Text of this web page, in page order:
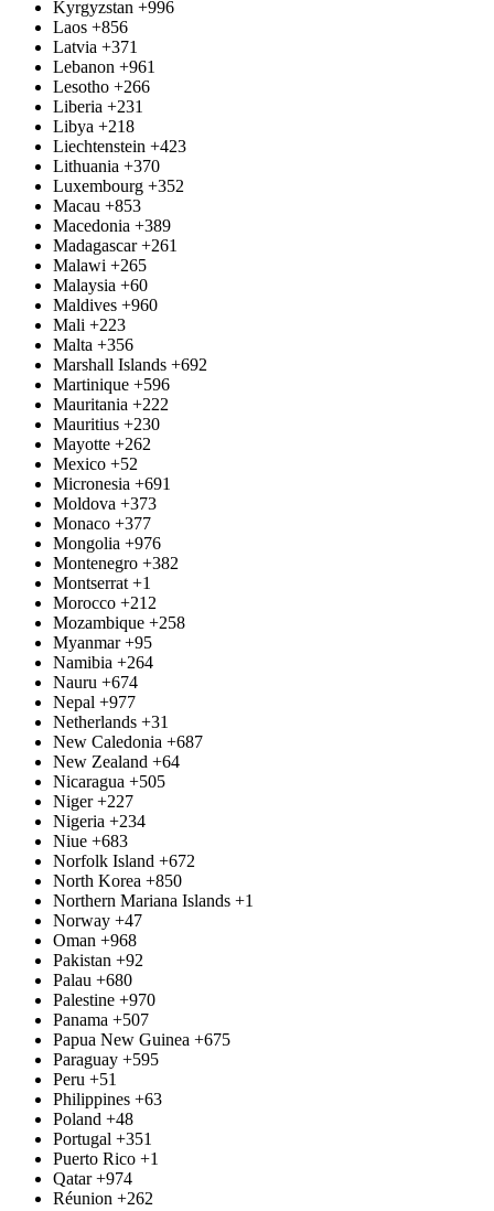
Kyrgyzstan +996
Laos +856
Latvia +371
Lebanon +961
Lesotho +266
Liberia +231
Libya +218
Liechtenstein +423
Lithuania +370
Luxembourg +352
Macau +853
Macedonia +389
Madagascar +261
Malawi +265
Malaysia +60
Maldives +960
Mali +223
Malta +356
Marshall Islands +692
Martinique +596
Mauritania +222
Mauritius +230
Mayotte +262
Mexico +52
Micronesia +691
Moldova +373
Monaco +377
Mongolia +976
Montenegro +382
Montserrat +1
Morocco +212
Mozambique +258
Myanmar +95
Namibia +264
Nauru +674
Nepal +977
Netherlands +31
New Caledonia +687
New Zealand +64
Nicaragua +505
Niger +227
Nigeria +234
Niue +683
Norfolk Island +672
North Korea +850
Northern Mariana Islands +1
Norway +47
Oman +968
Pakistan +92
Palau +680
Palestine +970
Panama +507
Papua New Guinea +675
Paraguay +595
Peru +51
Philippines +63
Poland +48
Portugal +351
Puerto Rico +1
Qatar +974
Réunion +262